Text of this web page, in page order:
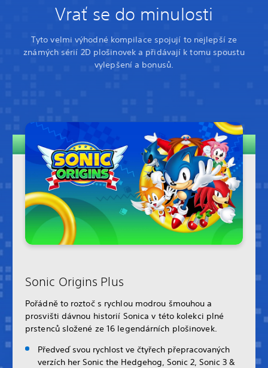
Vrať se do minulosti
Tyto velmi výhodné kompilace spojují to nejlepší ze
známých sérií 2D plošinovek a přidávají k tomu spoustu
vylepšení a bonusů.
Sonic Origins Plus
Pořádně to roztoč s rychlou modrou šmouhou a
prosvišti dávnou historií Sonica v této kolekci plné
prstenců složené ze 16 legendárních plošinovek.
Předveď svou rychlost ve čtyřech přepracovaných
verzích her Sonic the Hedgehog, Sonic 2, Sonic 3 &